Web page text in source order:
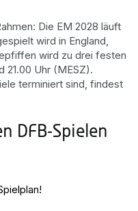
Die EM 2028 läuft
wird in England,
wird zu drei festen
21.00 Uhr (MESZ).
terminiert sind, findest
DFB-Spielen